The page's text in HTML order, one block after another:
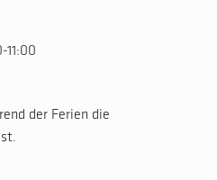
der Ferien die